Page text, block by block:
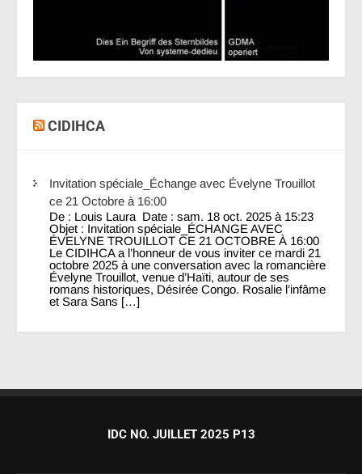
CIDIHCA
Invitation spéciale_Échange avec Évelyne Trouillot
ce 21 Octobre à 16:00
De : Louis Laura Date : sam. 18 oct. 2025 à 15:23
Objet : Invitation spéciale_ÉCHANGE AVEC
ÉVELYNE TROUILLOT CE 21 OCTOBRE À 16:00
Le CIDIHCA a l’honneur de vous inviter ce mardi 21
octobre 2025 à une conversation avec la romancière
Évelyne Trouillot, venue d’Haïti, autour de ses
romans historiques, Désirée Congo. Rosalie l’infâme
et Sara Sans […]
IDC NO. JUILLET 2025 P13